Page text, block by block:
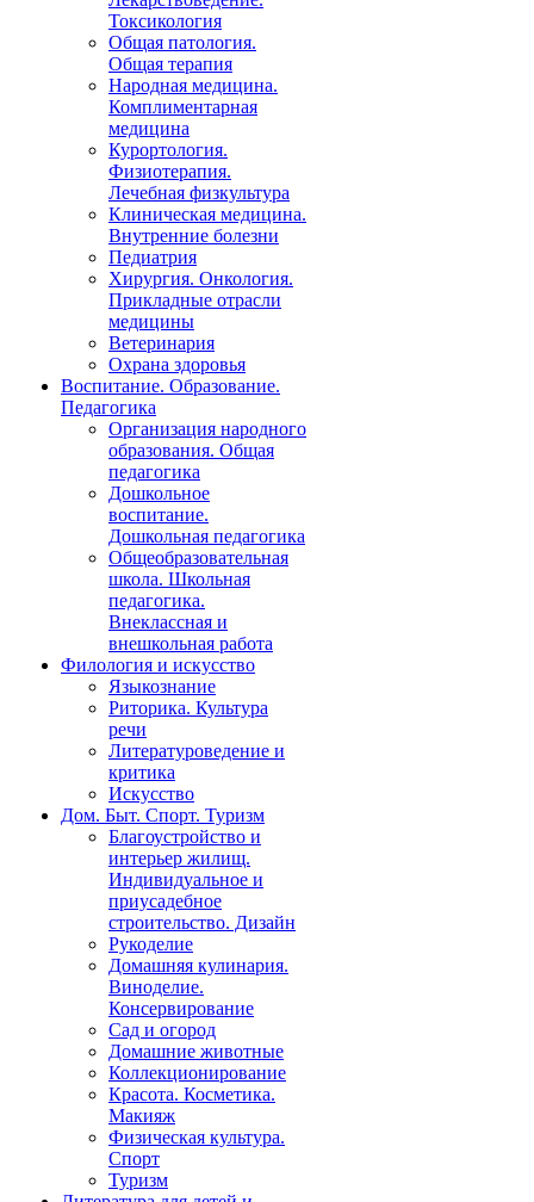
Токсикология
Общая патология.
Общая терапия
Народная медицина.
Комплиментарная
медицина
Курортология.
Физиотерапия.
Лечебная физкультура
Клиническая медицина.
Внутренние болезни
Педиатрия
Хирургия. Онкология.
Прикладные отрасли
медицины
Ветеринария
Охрана здоровья
Воспитание. Образование.
Педагогика
Организация народного
образования. Общая
педагогика
Дошкольное
воспитание.
Дошкольная педагогика
Общеобразовательная
школа. Школьная
педагогика.
Внеклассная и
внешкольная работа
Филология и искусство
Языкознание
Риторика. Культура
речи
Литературоведение и
критика
Искусство
Дом. Быт. Спорт. Туризм
Благоустройство и
интерьер жилищ.
Индивидуальное и
приусадебное
строительство. Дизайн
Рукоделие
Домашняя кулинария.
Виноделие.
Консервирование
Сад и огород
Домашние животные
Коллекционирование
Красота. Косметика.
Макияж
Физическая культура.
Спорт
Туризм